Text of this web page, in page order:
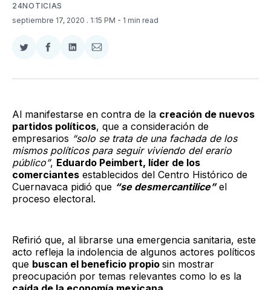
24NOTICIAS
septiembre 17, 2020 . 1:15 PM - 1 min read
Compartir
Twitter
Compartir
Facebook
Compartir
LinkedIn
Compartir
Email
Al manifestarse en contra de la creación de nuevos
partidos políticos, que a consideración de
empresarios “solo se trata de una fachada de los
mismos políticos para seguir viviendo del erario
público”, Eduardo Peimbert, líder de los
comerciantes establecidos del Centro Histórico de
Cuernavaca pidió que “se desmercantilice”el
proceso electoral.
Refirió que, al librarse una emergencia sanitaria, este
acto refleja la indolencia de algunos actores políticos
que buscan el beneficio propio sin mostrar
preocupación por temas relevantes como lo es la